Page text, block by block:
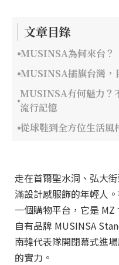
文章目錄
MUSINSA為何來台？
MUSINSA插旗台灣，
MUSINSA有何魅力？
流行記憶
從球鞋到全方位生活風
走在首爾聖水洞、弘大
滿設計感服飾的年輕人
一個購物平台，它是
自有品牌 MUSINSA
南韓代表隊開閉幕式進
的實力。